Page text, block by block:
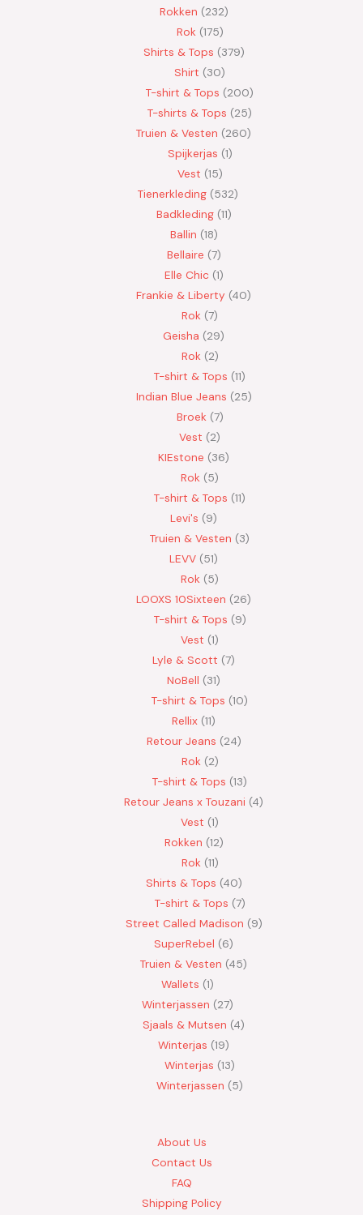
Rokken 232
Rok 175
Shirts & Tops 379
Shirt
30
T-shirt & Tops
200
T-shirts & Tops
25
Truien & Vesten
260
Spijkerjas 1
Vest 15
Tienerkleding 532
Badkleding 11
Ballin 18
Bellaire 7
Elle Chic 1
Frankie & Liberty 40
Rok 7
Geisha
29
Rok 2
T-shirt & Tops 11
Indian Blue Jeans 25
Broek 7
Vest
2
KIEstone
36
Rok 5
T-shirt & Tops 11
Levi's
9
Truien & Vesten
3
LEVV 51
Rok 5
LOOXS 10Sixteen
26
T-shirt & Tops 9
Vest 1
Lyle & Scott 7
NoBell
31
T-shirt & Tops 10
Rellix 11
Retour Jeans 24
Rok 2
T-shirt & Tops 13
Retour Jeans x Touzani 4
Vest 1
Rokken 12
Rok 11
Shirts & Tops 40
T-shirt & Tops 7
Street Called Madison 9
SuperRebel
6
Truien & Vesten 45
Wallets 1
Winterjassen
27
Sjaals & Mutsen 4
Winterjas 19
Winterjas 13
Winterjassen
5
About Us
Contact Us
FAQ
Shipping Policy